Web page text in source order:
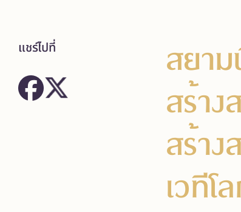
แชร์ไปที่
สยา
สร้า
สร้า
เวทีโ